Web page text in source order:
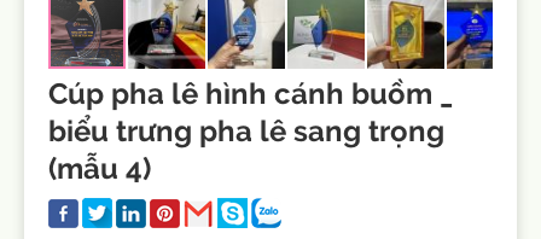
Cúp pha lê hình cánh buồm _
biểu trưng pha lê sang trọng
(mẫu 4)